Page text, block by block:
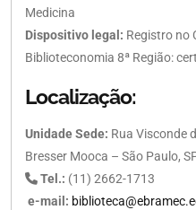
Medicina
Dispositivo legal: Registro no
Biblioteconomia 8ª Região:
Localização:
Unidade Sede: Rua Visconde
Bresser Mooca – São Paulo,
Tel.: (11) 2662-1713
e-mail: